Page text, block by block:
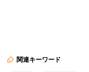
関連キーワード